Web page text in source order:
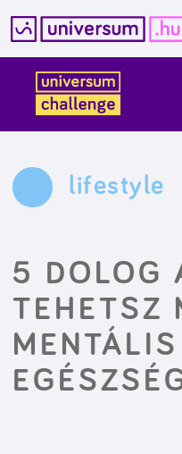
tartalomba
lifestyle
5 DOLOG
TEHETSZ
MENTÁLIS